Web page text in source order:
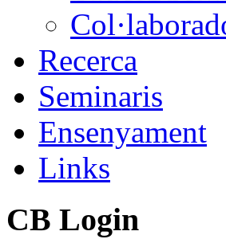
Recerca
Seminaris
Ensenyament
Links
CB Login